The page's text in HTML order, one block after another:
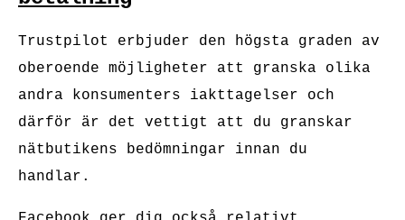
Trustpilot erbjuder den högsta graden av
oberoende möjligheter att granska olika
andra konsumenters iakttagelser och
därför är det vettigt att du granskar
nätbutikens bedömningar innan du
handlar.